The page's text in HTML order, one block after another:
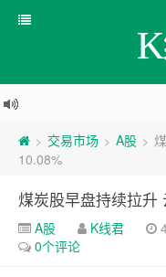
> 交易市场 > A股 >
10.08%
煤炭股早盘持续拉升
A股 K线君
0个评论